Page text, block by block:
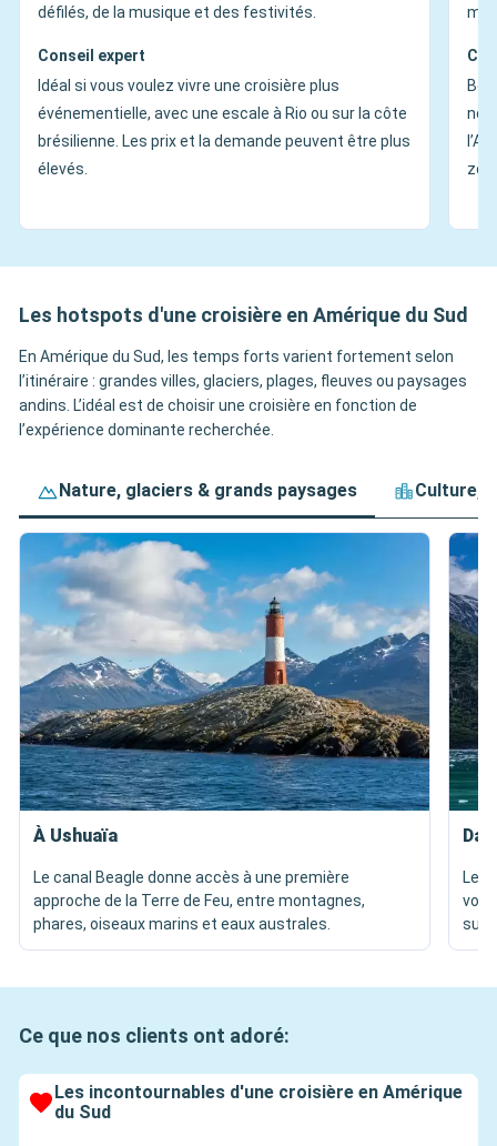
défilés, de la musique et des festivités.
Conseil expert
Idéal si vous voulez vivre une croisière plus
événementielle, avec une escale à Rio ou sur la côte
brésilienne. Les prix et la demande peuvent être plus
élevés.
Les hotspots d'une croisière en Amérique du Sud
En Amérique du Sud, les temps forts varient fortement selon
l’itinéraire : grandes villes, glaciers, plages, fleuves ou paysages
andins. L’idéal est de choisir une croisière en fonction de
l’expérience dominante recherchée.
Nature, glaciers & grands paysages Culture,
À Ushuaïa
Le canal Beagle donne accès à une première
approche de la Terre de Feu, entre montagnes,
phares, oiseaux marins et eaux australes.
Les
Ce que nos clients ont adoré:
Les incontournables d'une croisière en Amérique
du Sud